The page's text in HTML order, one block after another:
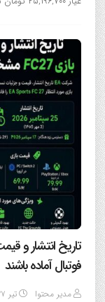
فوتبال آماده باشند
مدیر محتوا تیر ۲۷, ۱۴۰۵